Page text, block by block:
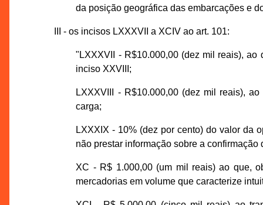
da posição geográfica das embarcações e
III - os incisos LXXXVII a XCIV ao art. 101:
"LXXXVII - R$10.000,00 (dez mil reais),
inciso XXVIII;
LXXXVIII - R$10.000,00 (dez mil reais),
carga;
LXXXIX - 10% (dez por cento) do valor da
não prestar informação sobre a
XC - R$ 1.000,00 (um mil reais) ao que,
mercadorias em volume que caracterize